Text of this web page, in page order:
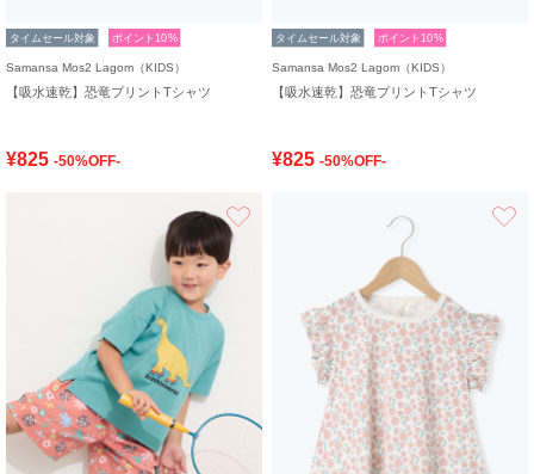
タイムセール対象 ポイント10%
Samansa Mos2 Lagom（KIDS）
【吸水速乾】恐竜プリントTシャツ
¥825 -50%OFF-
タイムセール対象 ポイント10%
Samansa Mos2 Lagom（KIDS）
【吸水速乾】恐竜プリントTシャツ
¥825 -50%OFF-